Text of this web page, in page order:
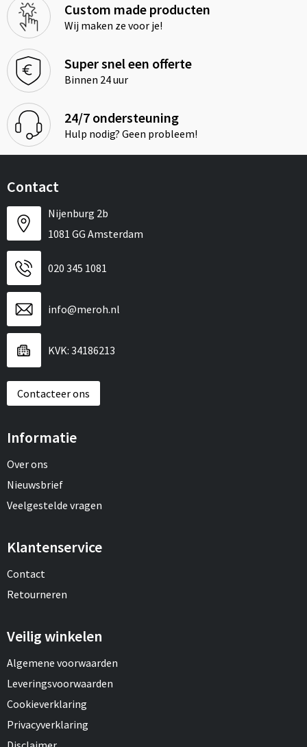
Custom made producten
Wij maken ze voor je!
Super snel een offerte
Binnen 24 uur
24/7 ondersteuning
Hulp nodig? Geen probleem!
Contact
Nijenburg 2b
1081 GG Amsterdam
020 345 1081
info@meroh.nl
KVK: 34186213
Contacteer ons
Informatie
Over ons
Nieuwsbrief
Veelgestelde vragen
Klantenservice
Contact
Retourneren
Veilig winkelen
Algemene voorwaarden
Leveringsvoorwaarden
Cookieverklaring
Privacyverklaring